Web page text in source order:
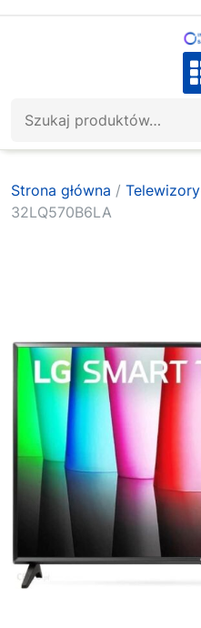
Strona główna / Telewizory
32LQ570B6LA